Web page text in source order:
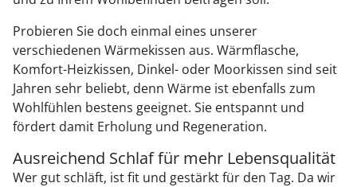
Probieren Sie doch einmal eines unserer
verschiedenen Wärmekissen aus. Wärmflasche,
Komfort-Heizkissen, Dinkel- oder Moorkissen sind seit
Jahren sehr beliebt, denn Wärme ist ebenfalls zum
Wohlfühlen bestens geeignet. Sie entspannt und
fördert damit Erholung und Regeneration.
Ausreichend Schlaf für mehr Lebensqualität
Wer gut schläft, ist fit und gestärkt für den Tag. Da wir